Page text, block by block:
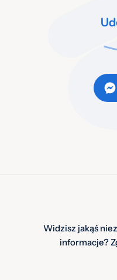
Widzisz jakąś
informacje?